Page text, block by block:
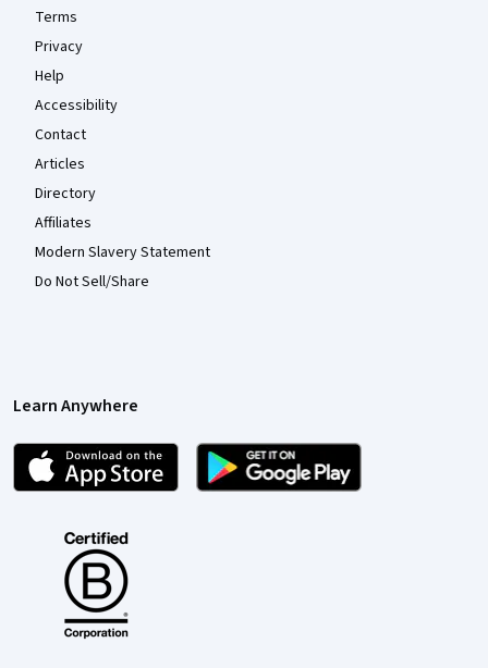
Terms
Privacy
Help
Accessibility
Contact
Articles
Directory
Affiliates
Modern Slavery Statement
Do Not Sell/Share
Learn Anywhere